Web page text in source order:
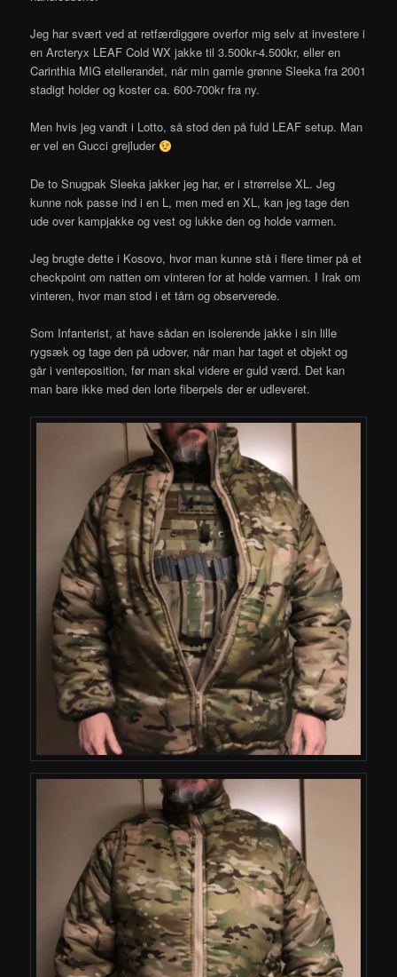
Jeg har svært ved at retfærdiggøre overfor mig selv at investere i
en Arcteryx LEAF Cold WX jakke til 3.500kr-4.500kr, eller en
Carinthia MIG etellerandet, når min gamle grønne Sleeka fra 2001
stadigt holder og koster ca. 600-700kr fra ny.
Men hvis jeg vandt i Lotto, så stod den på fuld LEAF setup. Man
er vel en Gucci grejluder
De to Snugpak Sleeka jakker jeg har, er i strørrelse XL. Jeg
kunne nok passe ind i en L, men med en XL, kan jeg tage den
ude over kampjakke og vest og lukke den og holde varmen.
Jeg brugte dette i Kosovo, hvor man kunne stå i flere timer på et
checkpoint om natten om vinteren for at holde varmen. I Irak om
vinteren, hvor man stod i et tårn og observerede.
Som Infanterist, at have sådan en isolerende jakke i sin lille
rygsæk og tage den på udover, når man har taget et objekt og
går i venteposition, før man skal videre er guld værd. Det kan
man bare ikke med den lorte fiberpels der er udleveret.